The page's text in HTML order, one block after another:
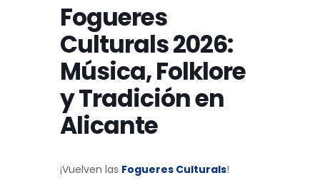
Fogueres
Culturals 2026:
Música, Folklore
y Tradición en
Alicante
¡Vuelven las Fogueres Culturals!